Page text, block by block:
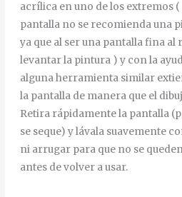
acrílica en uno de los extremos (
pantalla no se recomienda una
ya que al ser una pantalla fina
levantar la pintura ) y con la
alguna herramienta similar
la pantalla de manera que el
Retira rápidamente la pantalla
se seque) y lávala suavemente
ni arrugar para que no se
antes de volver a usar.